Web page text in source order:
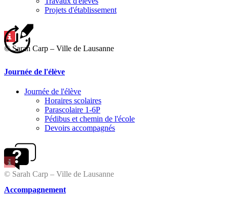
© Sarah Carp – Ville de Lausanne
© Sarah Carp – Ville de Lausanne
Projets d'établissement
Journée de l'élève
Journée de l'élève
Horaires scolaires
Parascolaire 1-6P
Pédibus et chemin de l'école
Devoirs accompagnés
Accompagnement